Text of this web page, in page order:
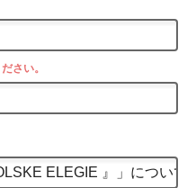
さい。